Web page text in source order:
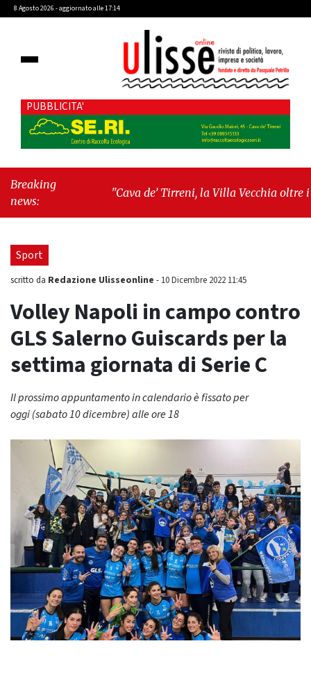
8 Agosto 2026 - aggiornato alle 17:14
PUBBLICITA'
Breaking
news:
"Cava de’ Tirreni, la Villa Vecchia oltre i
Sport
scritto da Redazione Ulisseonline - 10 Dicembre 2022 11:45
Volley Napoli in campo contro
GLS Salerno Guiscards per la
settima giornata di Serie C
Il prossimo appuntamento in calendario è fissato per
oggi (sabato 10 dicembre) alle ore 18